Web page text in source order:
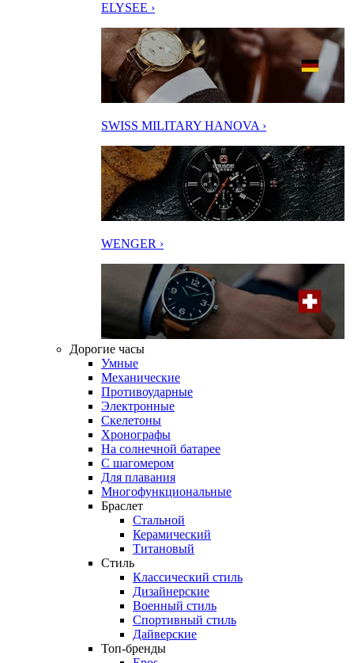
ELYSEE ›
SWISS MILITARY HANOVA ›
WENGER ›
Дорогие часы
Умные
Механические
Противоударные
Электронные
Скелетоны
Хронографы
На солнечной батарее
С шагомером
Для плавания
Многофункциональные
Браслет
Стальной
Керамический
Титановый
Стиль
Классический стиль
Дизайнерские
Военный стиль
Спортивный стиль
Дайверские
Топ-бренды